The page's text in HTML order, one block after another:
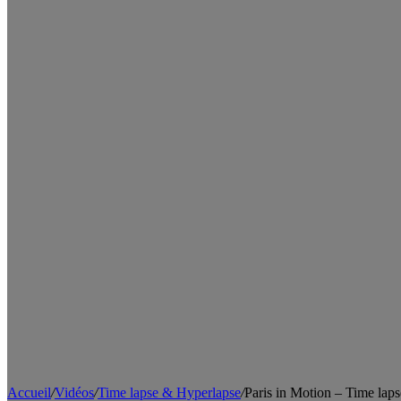
Accueil/Vidéos/Time lapse & Hyperlapse/Paris in Motion – Time